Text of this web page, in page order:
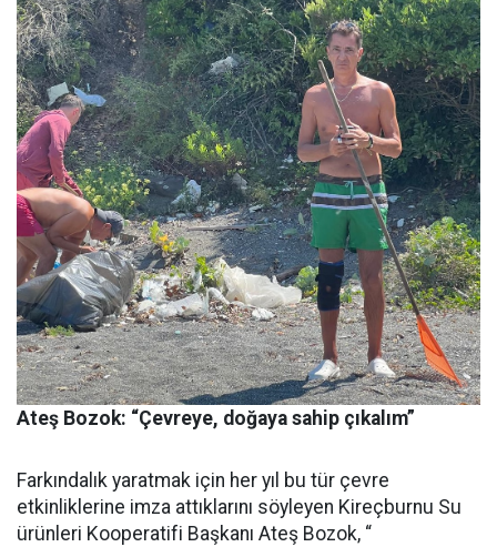
Ateş Bozok: “Çevreye, doğaya sahip çıkalım”
Farkındalık yaratmak için her yıl bu tür çevre
etkinliklerine imza attıklarını söyleyen Kireçburnu Su
ürünleri Kooperatifi Başkanı Ateş Bozok, “